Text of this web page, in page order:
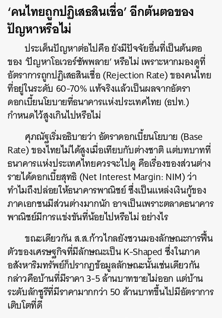
‘คนไทยถูกปฏิเสธสินเชื่อ’ อีกต้นตอของ
ปัญหาหรือไม่
ประเด็นปัญหาต่อไปคือ ยังมีปัจจัยอื่นที่เป็นต้นตอ
ของ ‘ปัญหาโอเวอร์ซัพพลาย’ หรือไม่ เพราะหากมองดูที่
อัตราการถูกปฏิเสธสินเชื่อ (Rejection Rate) ของคนไทย
ที่อยู่ในระดับ 60-70% แท้จริงแล้วเป็นผลจากอัตรา
ดอกเบี้ยนโยบายที่ธนาคารแห่งประเทศไทย (ธปท.)
กำหนดไว้สูงเกินไปหรือไม่
ศุภณัฐเริ่มอธิบายว่า อัตราดอกเบี้ยนโยบาย (Base
Rate) ของไทยไม่ได้สูงเมื่อเทียบกับต่างชาติ แต่บทบาทที่
ธนาคารแห่งประเทศไทยควรจะไปดู คือเรื่องของส่วนต่าง
รายได้ดอกเบี้ยสุทธิ (Net Interest Margin: NIM) ว่า
ทำไมถึงปล่อยให้ธนาคารพาณิชย์ ซึ่งเป็นแหล่งเงินกู้ของ
ภาคเอกชนมีส่วนต่างมากนัก อาจเป็นเพราะตลาดธนาคาร
พาณิชย์มีการแข่งขันที่น้อยไปหรือไม่ อย่างไร
ขณะเดียวกัน ส.ส.ก้าวไกลยังชวนมองลักษณะการฟื้น
ตัวของเศรษฐกิจที่มีลักษณะเป็น K-Shaped ซึ่งในภาค
อสังหาริมทรัพย์ก็ปรากฏข้อมูลลักษณะนั้นเช่นเดียวกัน
กล่าวคือบ้านที่มีราคา 3-5 ล้านบาทขายไม่ออก แต่บ้าน
ระดับลักซูรีที่มีราคามากกว่า 50 ล้านบาทขึ้นไปมีอัตราการ
เติบโตที่ดี